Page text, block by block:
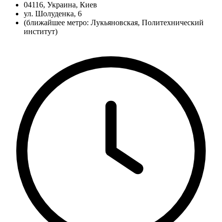
04116, Украина, Киев
ул. Шолуденка, 6
(ближайшее метро: Лукьяновская, Политехнический
институт)